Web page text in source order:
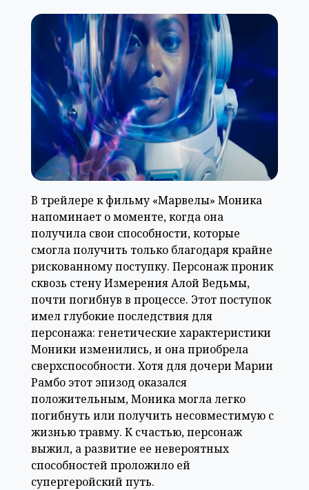
В трейлере к фильму «Марвелы» Моника
напоминает о моменте, когда она
получила свои способности, которые
смогла получить только благодаря крайне
рискованному поступку. Персонаж проник
сквозь стену Измерения Алой Ведьмы,
почти погибнув в процессе. Этот поступок
имел глубокие последствия для
персонажа: генетические характеристики
Моники изменились, и она приобрела
сверхспособности. Хотя для дочери Марии
Рамбо этот эпизод оказался
положительным, Моника могла легко
погибнуть или получить несовместимую с
жизнью травму. К счастью, персонаж
выжил, а развитие ее невероятных
способностей проложило ей
супергеройский путь.